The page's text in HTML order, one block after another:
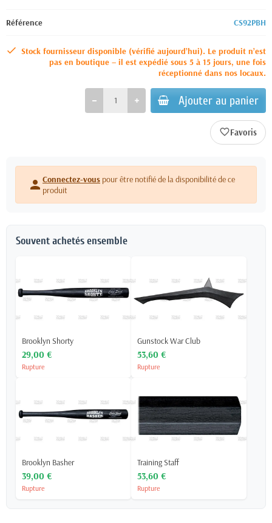
Référence CS92PBH
Stock fournisseur disponible (vérifié aujourd’hui). Le produit n’est
pas en boutique – il est expédié sous 5 à 15 jours, une fois
réceptionné dans nos locaux.
Ajouter au panier
favorite_border
person Connectez-vous pour être notifié de la disponibilité de ce
produit
Souvent achetés ensemble
Brooklyn Shorty
29,00 €
Rupture
Gunstock War Club
53,60 €
Rupture
Brooklyn Basher
39,00 €
Rupture
Training Staff
53,60 €
Rupture